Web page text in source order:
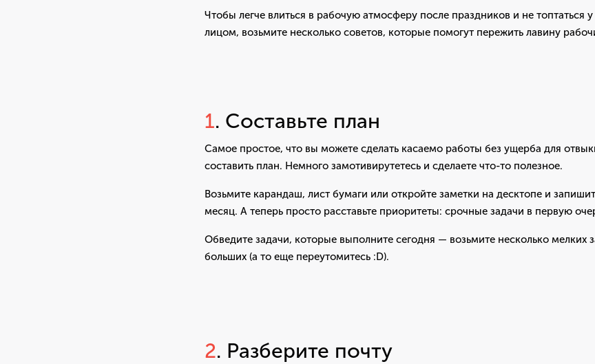
Чтобы легче влиться в рабочую атмосферу после праздников и не
лицом, возьмите несколько советов, которые помогут пережить лавину
1. Составьте план
Самое простое, что вы можете сделать касаемо работы без ущерба для
составить план. Немного замотивирутетесь и сделаете что-то полезное.
Возьмите карандаш, лист бумаги или откройте заметки на десктопе и
месяц. А теперь просто расставьте приоритеты: срочные задачи в первую
Обведите задачи, которые выполните сегодня — возьмите несколько мелких
больших (а то еще переутомитесь :D).
2. Разберите почту